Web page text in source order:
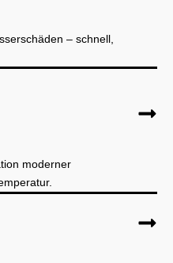
– schnell,
moderner